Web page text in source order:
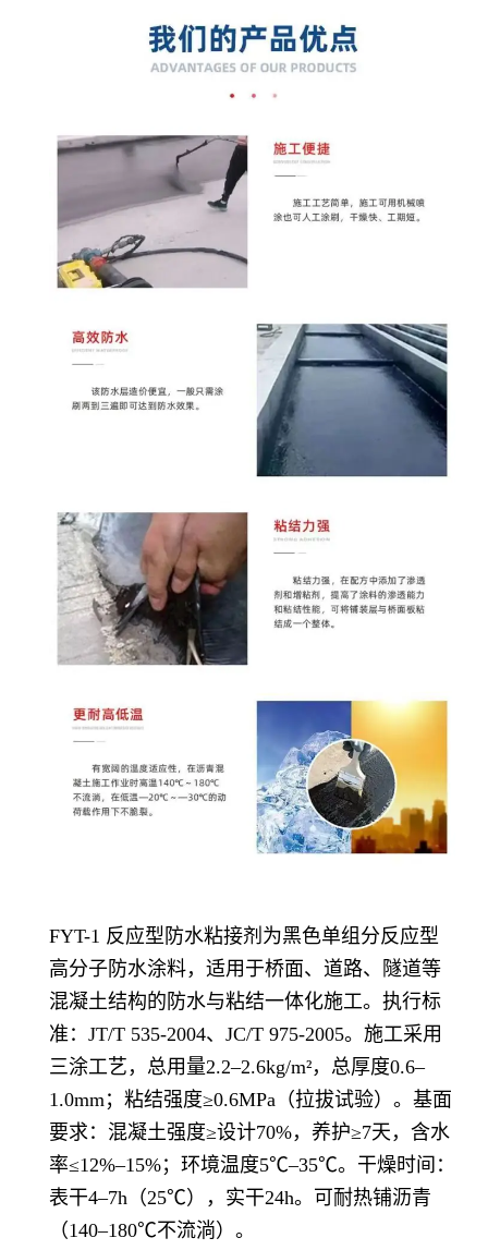
FYT-1 反应型防水粘接剂为黑色单组分反应型
高分子防水涂料，适用于桥面、道路、隧道等
混凝土结构的防水与粘结一体化施工。执行标
准：JT/T 535-2004、JC/T 975-2005。施工采用
三涂工艺，总用量2.2–2.6kg/m²，总厚度0.6–
1.0mm；粘结强度≥0.6MPa（拉拔试验）。基面
要求：混凝土强度≥设计70%，养护≥7天，含水
率≤12%–15%；环境温度5℃–35℃。干燥时间：
表干4–7h（25℃），实干24h。可耐热铺沥青
（140–180℃不流淌）。